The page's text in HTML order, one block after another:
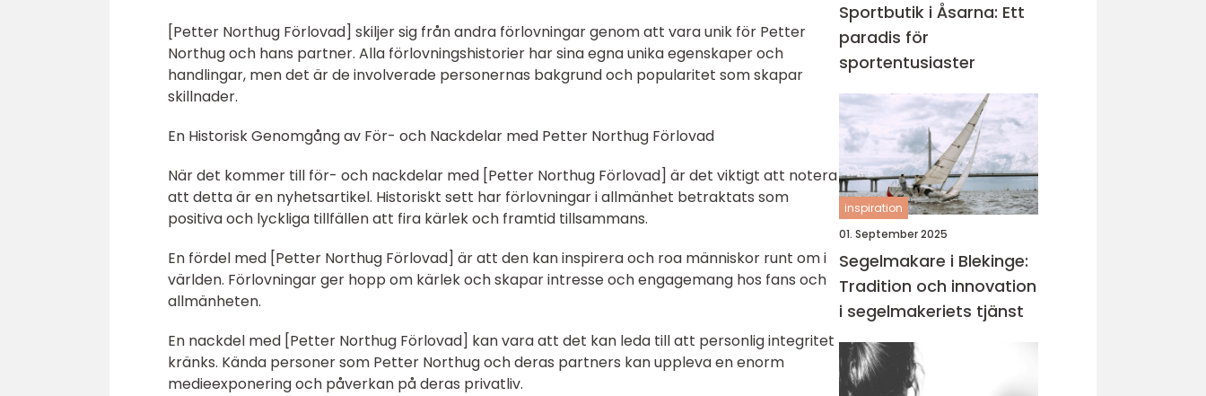
[Petter Northug Förlovad] skiljer sig från andra förlovningar genom att vara unik för Petter
Northug och hans partner. Alla förlovningshistorier har sina egna unika egenskaper och
handlingar, men det är de involverade personernas bakgrund och popularitet som skapar
skillnader.
En Historisk Genomgång av För- och Nackdelar med Petter Northug Förlovad
När det kommer till för- och nackdelar med [Petter Northug Förlovad] är det viktigt att notera
att detta är en nyhetsartikel. Historiskt sett har förlovningar i allmänhet betraktats som
positiva och lyckliga tillfällen att fira kärlek och framtid tillsammans.
En fördel med [Petter Northug Förlovad] är att den kan inspirera och roa människor runt om i
världen. Förlovningar ger hopp om kärlek och skapar intresse och engagemang hos fans och
allmänheten.
En nackdel med [Petter Northug Förlovad] kan vara att det kan leda till att personlig integritet
kränks. Kända personer som Petter Northug och deras partners kan uppleva en enorm
medieexponering och påverkan på deras privatliv.
Sportbutik i Åsarna: Ett
paradis för
sportentusiaster
inspiration
01. September 2025
Segelmakare i Blekinge:
Tradition och innovation
i segelmakeriets tjänst